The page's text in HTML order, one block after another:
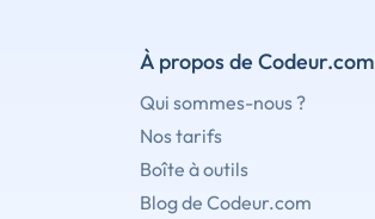
À propos de Codeur.com
Qui sommes-nous ?
Nos tarifs
Boîte à outils
Blog de Codeur.com